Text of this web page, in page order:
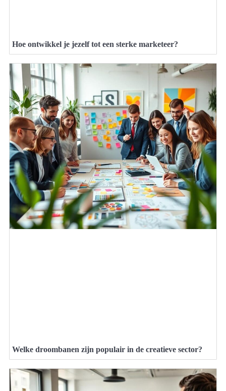
Hoe ontwikkel je jezelf tot een sterke marketeer?
Welke droombanen zijn populair in de creatieve sector?